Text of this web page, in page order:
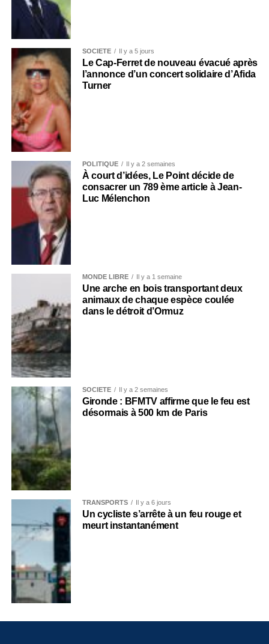
SOCIÉTÉ Il y a 5 jours
Le Cap-Ferret de nouveau évacué après
l’annonce d’un concert solidaire d’Afida
Turner
POLITIQUE Il y a 2 semaines
À court d’idées, Le Point décide de
consacrer un 789 ème article à Jean-
Luc Mélenchon
MONDE LIBRE Il y a 1 semaine
Une arche en bois transportant deux
animaux de chaque espèce coulée
dans le détroit d’Ormuz
SOCIÉTÉ Il y a 2 semaines
Gironde : BFMTV affirme que le feu est
désormais à 500 km de Paris
TRANSPORTS Il y a 6 jours
Un cycliste s’arrête à un feu rouge et
meurt instantanément